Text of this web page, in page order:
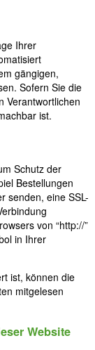
Ihrer
gängigen,
Sofern Sie die
Verantwortlichen
ist.
Schutz der
Bestellungen
senden, eine SSL-
von “http://”
in Ihrer
ist, können die
mitgelesen
Website